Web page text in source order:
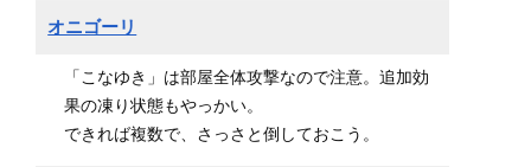
オニゴーリ
「こなゆき」は部屋全体攻撃なので注意。追加効
果の凍り状態もやっかい。
できれば複数で、さっさと倒しておこう。